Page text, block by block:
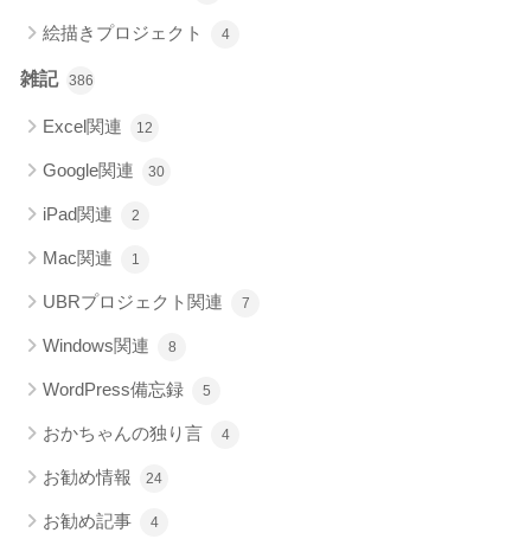
絵描きプロジェクト 4
雑記 386
Excel関連 12
Google関連 30
iPad関連 2
Mac関連 1
UBRプロジェクト関連 7
Windows関連 8
WordPress備忘録 5
おかちゃんの独り言 4
お勧め情報 24
お勧め記事 4